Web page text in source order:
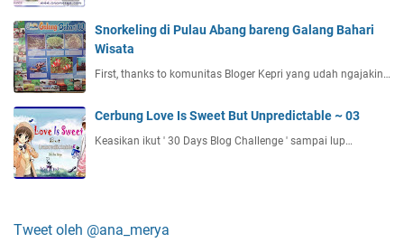
Snorkeling di Pulau Abang bareng Galang Bahari
Wisata
First, thanks to komunitas Bloger Kepri yang udah ngajakin…
Cerbung Love Is Sweet But Unpredictable ~ 03
Keasikan ikut ' 30 Days Blog Challenge ' sampai lup…
Tweet oleh @ana_merya